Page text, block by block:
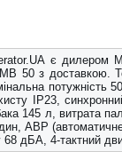
є дилером
50 з доставкою.
потужність
IP23,
145 л, витрата
АВР
дБА, 4-тактний